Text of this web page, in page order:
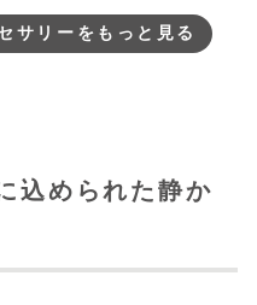
サリーをもっと見る
込められた静か